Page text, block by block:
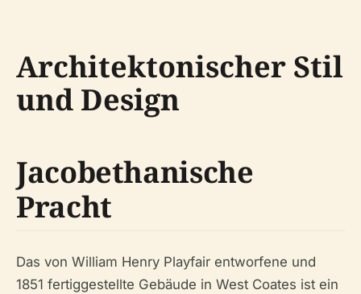
Architektonischer Stil
und Design
Jacobethanische
Pracht
Das von William Henry Playfair entworfene und
1851 fertiggestellte Gebäude in West Coates ist ein